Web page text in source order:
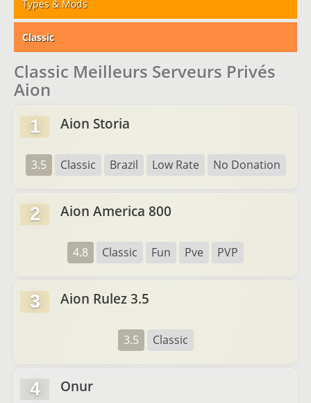
Types & Mods
Classic
Classic Meilleurs Serveurs Privés
Aion
1 Aion Storia
3.5 Classic Brazil Low Rate No Donation
2 Aion America 800
4.8 Classic Fun Pve PVP
3 Aion Rulez 3.5
3.5 Classic
4 Onur